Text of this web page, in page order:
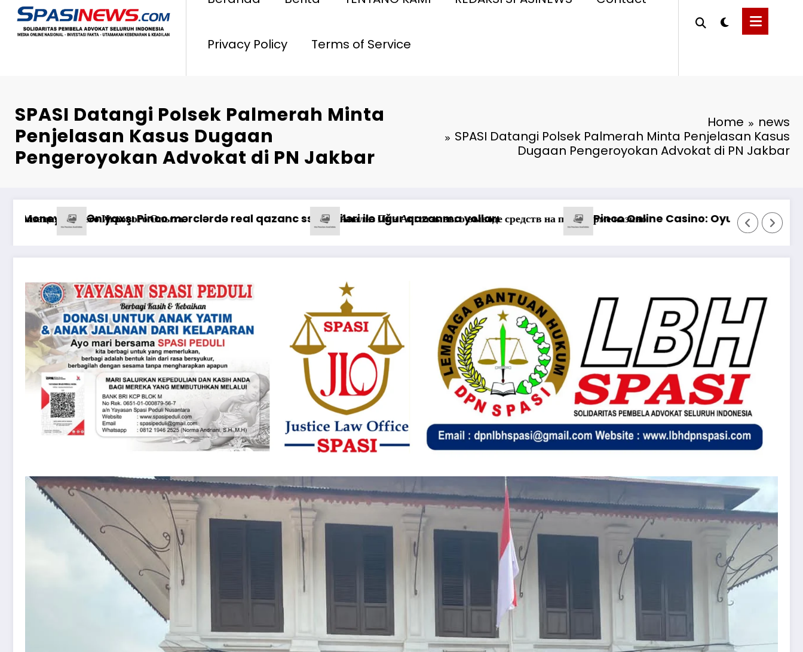
Privacy Policy Terms of Service
SPASI Datangi Polsek Palmerah Minta
Penjelasan Kasus Dugaan
Pengeroyokan Advokat di PN Jakbar
Home
news
SPASI Datangi Polsek Palmerah Minta Penjelasan Kasus
Dugaan Pengeroyokan Advokat di PN Jakbar
Xidmətlərindən Nələr Gözlədiyi
*Pastikan Pekayanan Maksimal, Direksi Jasa Raharja Tinjau Korban Kebakaran KM Mutiara Sentosa II*
Możliwości gry na żywo, gdy kasyno Vox 360 jest aktywne1win казино: Разбираемся в аналитике